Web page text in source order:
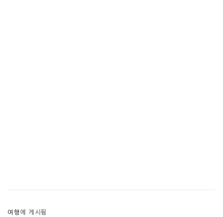
여행 에 게시됨